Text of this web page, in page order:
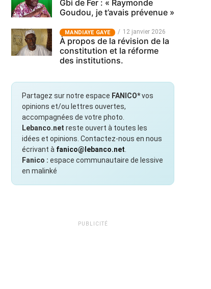
Gbi de Fer : « Raymonde
Goudou, je t’avais prévenue »
MANDIAYE GAYE 12 janvier 2026
À propos de la révision de la
constitution et la réforme
des institutions.
Partagez sur notre espace FANICO*vos
opinions et/ou lettres ouvertes,
accompagnées de votre photo.
Lebanco.net reste ouvert à toutes les
idées et opinions. Contactez-nous en nous
écrivant à fanico@lebanco.net
Fanico : espace communautaire de lessive
en malinké
PUBLICITÉ